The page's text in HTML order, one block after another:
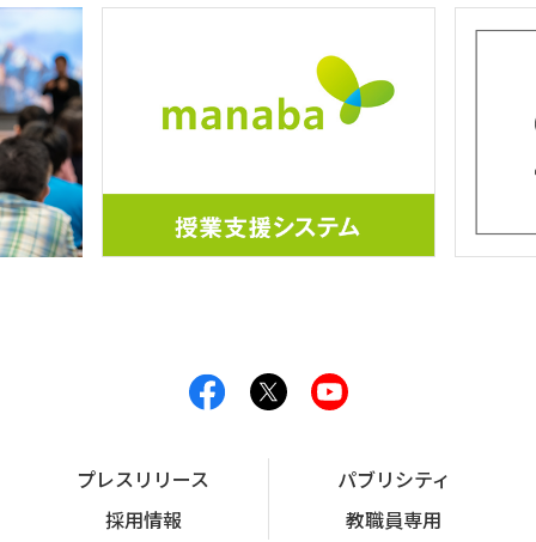
プレスリリース
パブリシティ
採用情報
教職員専用